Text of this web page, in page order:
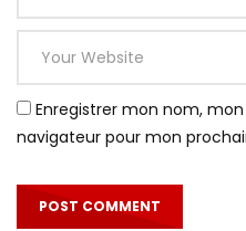
Enregistrer mon nom,
navigateur pour mon